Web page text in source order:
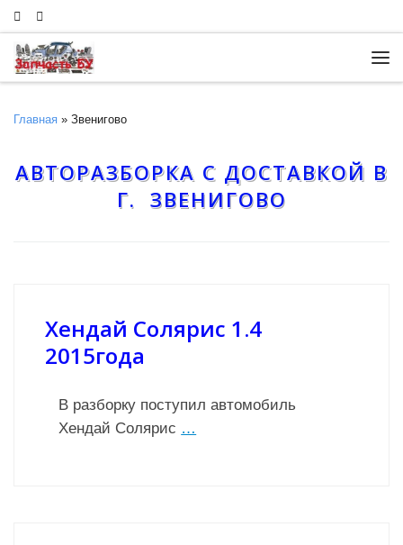
Skip to content
Главная » Звенигово
АВТОРАЗБОРКА С ДОСТАВКОЙ В
Г. ЗВЕНИГОВО
Хендай Солярис 1.4
2015года
В разборку поступил автомобиль
Хендай Солярис …